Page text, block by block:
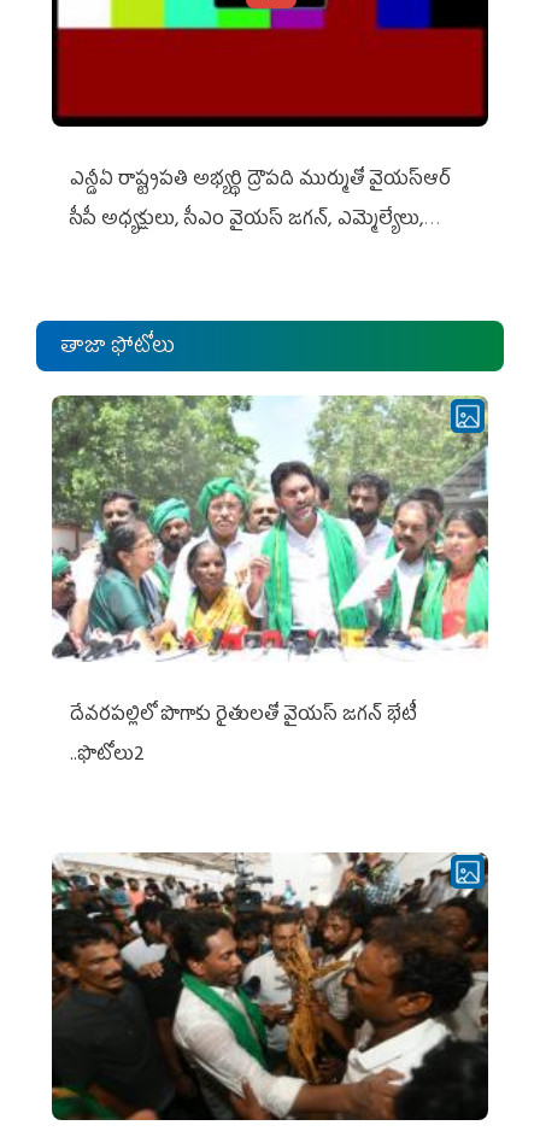
ఎన్డీఏ రాష్ట్ర‌ప‌తి అభ్య‌ర్థి ద్రౌప‌ది ముర్ముతో వైయ‌స్ఆర్
సీపీ అధ్య‌క్షులు, సీఎం వైయ‌స్ జ‌గ‌న్, ఎమ్మెల్యేలు,
తాజా ఫోటోలు
దేవరపల్లిలో పొగాకు రైతులతో వైయస్ జగన్ భేటీ
..ఫొటోలు2